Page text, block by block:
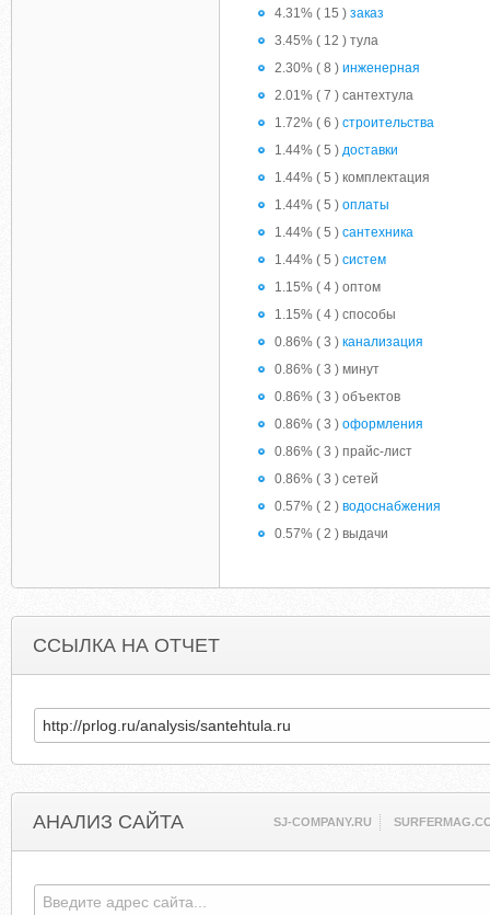
4.31% ( 15 ) заказ
3.45% ( 12 ) тула
2.30% ( 8 ) инженерная
2.01% ( 7 ) сантехтула
1.72% ( 6 ) строительства
1.44% ( 5 ) доставки
1.44% ( 5 ) комплектация
1.44% ( 5 ) оплаты
1.44% ( 5 ) сантехника
1.44% ( 5 ) систем
1.15% ( 4 ) оптом
1.15% ( 4 ) способы
0.86% ( 3 ) канализация
0.86% ( 3 ) минут
0.86% ( 3 ) объектов
0.86% ( 3 ) оформления
0.86% ( 3 ) прайс-лист
0.86% ( 3 ) сетей
0.57% ( 2 ) водоснабжения
0.57% ( 2 ) выдачи
ССЫЛКА НА ОТЧЕТ
АНАЛИЗ САЙТА SJ-COMPANY.RU